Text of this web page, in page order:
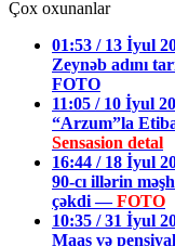
Çox oxunanlar
01:53 / 13 İyul
Zeynəb adını
FOTO
11:05 / 10 İyul
“Arzum”la
Sensasion detal
16:44 / 18 İyul
90-cı illərin
çəkdi —FOTO
10:35 / 31 İyul
Maaş və